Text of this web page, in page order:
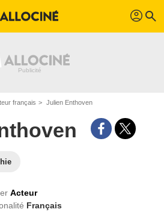
profil search
français Julien Enthoven
Acteur
Français